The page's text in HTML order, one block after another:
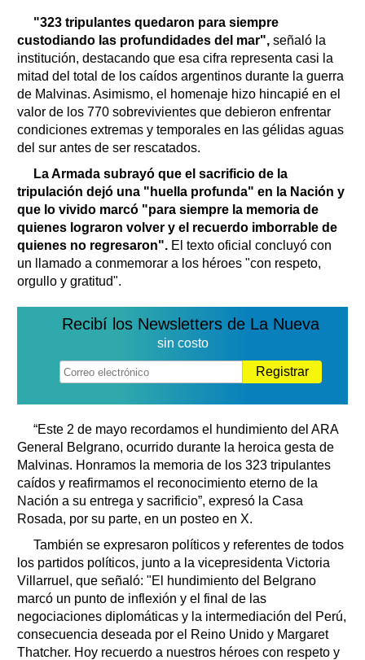
"323 tripulantes quedaron para siempre
custodiando las profundidades del mar", señaló la
institución, destacando que esa cifra representa casi la
mitad del total de los caídos argentinos durante la guerra
de Malvinas. Asimismo, el homenaje hizo hincapié en el
valor de los 770 sobrevivientes que debieron enfrentar
condiciones extremas y temporales en las gélidas aguas
del sur antes de ser rescatados.
La Armada subrayó que el sacrificio de la
tripulación dejó una "huella profunda" en la Nación y
que lo vivido marcó "para siempre la memoria de
quienes lograron volver y el recuerdo imborrable de
quienes no regresaron". El texto oficial concluyó con
un llamado a conmemorar a los héroes "con respeto,
orgullo y gratitud".
Recibí los Newsletters de La Nueva
sin costo
Registrar
“Este 2 de mayo recordamos el hundimiento del ARA
General Belgrano, ocurrido durante la heroica gesta de
Malvinas. Honramos la memoria de los 323 tripulantes
caídos y reafirmamos el reconocimiento eterno de la
Nación a su entrega y sacrificio”, expresó la Casa
Rosada, por su parte, en un posteo en X.
También se expresaron políticos y referentes de todos
los partidos políticos, junto a la vicepresidenta Victoria
Villarruel, que señaló: "El hundimiento del Belgrano
marcó un punto de inflexión y el final de las
negociaciones diplomáticas y la intermediación del Perú,
consecuencia deseada por el Reino Unido y Margaret
Thatcher. Hoy recuerdo a nuestros héroes con respeto y